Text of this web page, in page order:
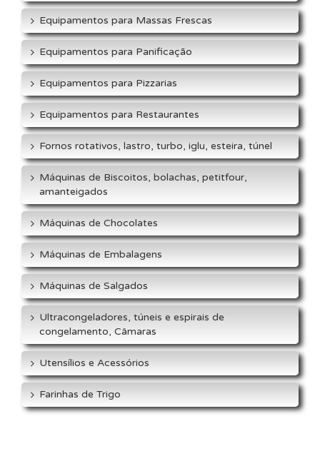
Equipamentos para Massas Frescas
Equipamentos para Panificação
Equipamentos para Pizzarias
Equipamentos para Restaurantes
Fornos rotativos, lastro, turbo, iglu, esteira, túnel
Máquinas de Biscoitos, bolachas, petitfour,
amanteigados
Máquinas de Chocolates
Máquinas de Embalagens
Máquinas de Salgados
Ultracongeladores, túneis e espirais de
congelamento, Câmaras
Utensílios e Acessórios
Farinhas de Trigo